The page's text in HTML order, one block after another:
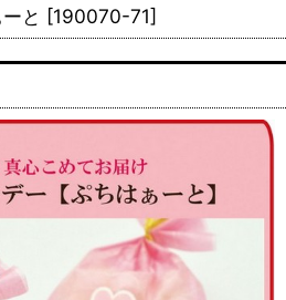
と [190070-71]